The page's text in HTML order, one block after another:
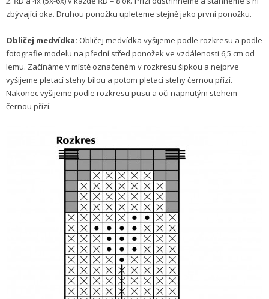
zbývající oka. Druhou ponožku upleteme stejně jako první ponožku.
Obličej medvídka: Obličej medvídka vyšijeme podle rozkresu a podle
fotografie modelu na přední střed ponožek ve vzdálenosti 6,5 cm od
lemu. Začínáme v místě označeném v rozkresu šipkou a nejprve
vyšijeme pletací stehy bílou a potom pletací stehy černou přízí.
Nakonec vyšijeme podle rozkresu pusu a oči napnutým stehem
černou přízí.